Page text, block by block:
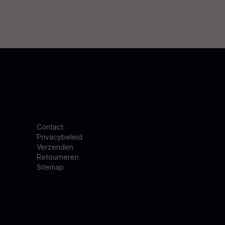
Contact
Privacybeleid
Verzenden
Retourneren
Sitemap